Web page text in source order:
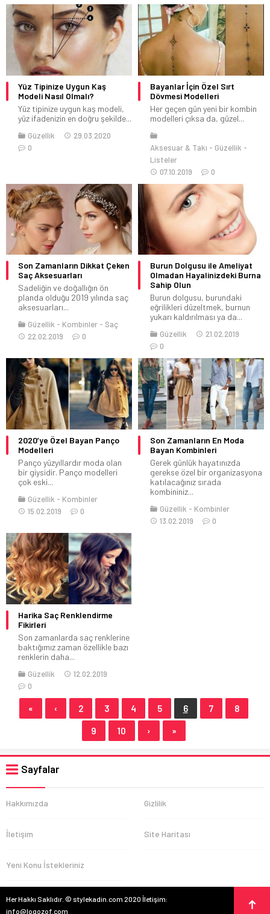
Yüz Tipinize Uygun Kaş
Modeli Nasıl Olmalı?
Yüz tipinize uygun kaş modeli,
yüz ifadenizin en doğru şekilde...
Güzellik
29.03.2020
0
Bayanlar İçin Özel Sırt
Dövmesi Modelleri
Her geçen gün yeni bir kombin
modelleri çıksa da, güzel...
Aksesuar & Takı
Güzellik
Listeler
07.10.2019
0
Son Zamanların Dikkat Çeken
Saç Aksesuarları
Sadeliğin ve doğallığın ön
planda olduğu 2019 yılında saç
aksesuarları...
Güzellik Kombinler
Saç
22.02.2019
0
Burun Dolgusu ile Ameliyat
Olmadan Hayalinizdeki Burna
Sahip Olun
Burun dolgusu, burundaki
eğrilikleri düzeltmek, burnun
yukarı kaldırılması ya da...
Güzellik
21.02.2019
0
2020’ye Özel Bayan Panço
Modelleri
Panço yüzyıllardır moda olan
bir giysidir. Panço modelleri
çok eski...
Güzellik
Kombinler
15.02.2019
0
Son Zamanların En Moda
Bayan Kombinleri
Gerek günlük hayatınızda
gerekse özel bir organizasyona
katılacağınız sırada
kombininiz...
Güzellik
Kombinler
13.02.2019
0
Harika Saç Renklendirme
Fikirleri
Son zamanlarda saç renklerine
baktığımız zaman özellikle bazı
renklerin daha...
Güzellik
12.02.2019
0
« ‹ 2 3 4 5 6 7 8
9 10 › »
Sayfalar
Hakkımızda Gizlilik
İletişim Site Haritası
Yeni Konu İstekleriniz
Her Hakkı Saklıdır. © stylekadin.com 2020 İletişim:
info@logozof.com